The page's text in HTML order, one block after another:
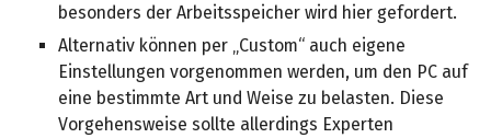
besonders der Arbeitsspeicher wird hier gefordert.
Alternativ können per „Custom“ auch eigene
Einstellungen vorgenommen werden, um den PC auf
eine bestimmte Art und Weise zu belasten. Diese
Vorgehensweise sollte allerdings Experten